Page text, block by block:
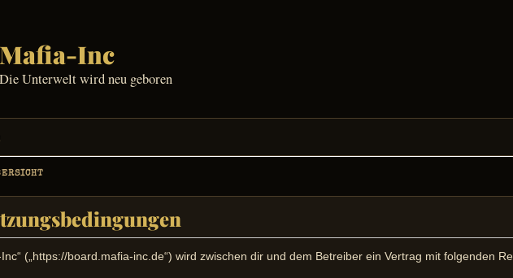
Mafia-Inc
Die Unterwelt wird neu geboren
(„https://board.mafia-inc.de“) wird zwischen dir und dem Betreiber ein Vertrag mit folgenden